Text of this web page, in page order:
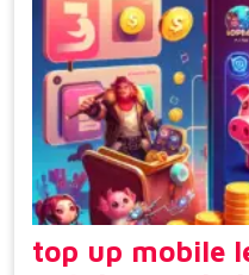
top up mobile